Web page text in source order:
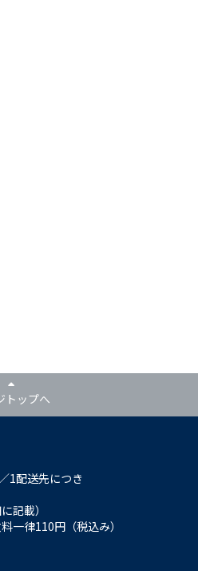
トップへ
1配送先につき
記載）
一律110円（税込み）